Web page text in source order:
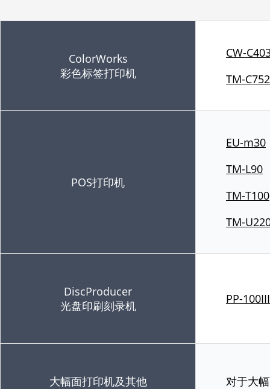
ColorWorks
彩色标签打印机
CW-
TM-
POS打印机
EU-m30
TM-L90
TM-T100
TM-
DiscProducer
光盘印刷刻录机
PP-100III
大幅面打印机及其他 对于大